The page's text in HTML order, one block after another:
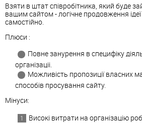
Взяти в штат співробітника, який буде
вашим сайтом - логічне продовження
самостійно.
Плюси :
Повне занурення в специфіку
організаціі.
Можливість пропозиції власних
способів просування сайту.
Мінуси:
Високі витрати на організацію